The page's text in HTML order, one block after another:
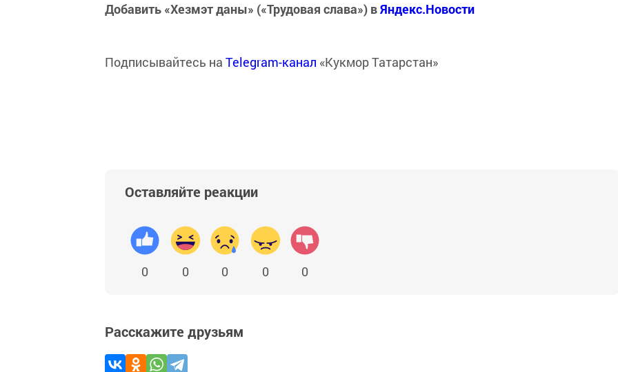
Добавить «Хезмэт даны» («Трудовая слава») вЯндекс.Новости
Подписывайтесь на Telegram-канал «Кукмор Татарстан»
Оставляйте реакции
0 0 0 0 0
Расскажите друзьям